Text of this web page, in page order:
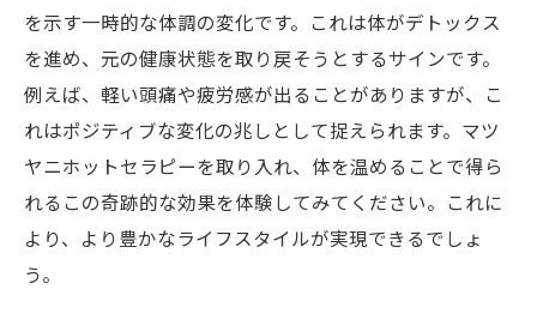
を示す一時的な体調の変化です。これは体がデトックス
を進め、元の健康状態を取り戻そうとするサインです。
例えば、軽い頭痛や疲労感が出ることがありますが、こ
れはポジティブな変化の兆しとして捉えられます。マツ
ヤニホットセラピーを取り入れ、体を温めることで得ら
れるこの奇跡的な効果を体験してみてください。これに
より、より豊かなライフスタイルが実現できるでしょ
う。